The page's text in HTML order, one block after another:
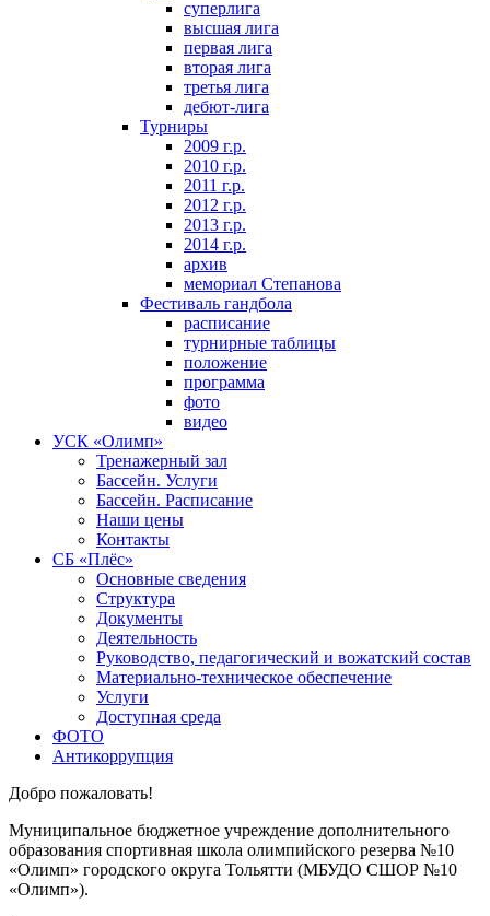
суперлига
высшая лига
первая лига
вторая лига
третья лига
дебют-лига
Турниры
2009 г.р.
2010 г.р.
2011 г.р.
2012 г.р.
2013 г.р.
2014 г.р.
архив
мемориал Степанова
Фeстивaль гaндбoлa
расписание
турнирные таблицы
положение
программа
фoтo
видео
УСК «Олимп»
Тренажерный зал
Бассейн. Услуги
Бассейн. Расписание
Наши цены
Контакты
СБ «Плёс»
Основные сведения
Структура
Документы
Деятельность
Руководство, педагогический и вожатский состав
Материально-техническое обеспечение
Услуги
Доступная среда
ФОТО
Антикоррупция
Добро пожаловать!
Муниципальное бюджетное учреждение дополнительного
образования спортивная школа олимпийского резерва №10
«Олимп» городского округа Тольятти (МБУДО СШОР №10
«Олимп»).